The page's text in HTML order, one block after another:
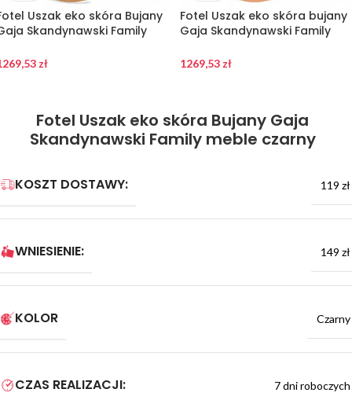
Uszak eko skóra Bujany
Skandynawski Family
zł
Fotel Uszak eko skóra bujany
Gaja Skandynawski Family
1269,53 zł
Fotel Uszak eko skóra Bujany Gaja
Skandynawski Family meble czarny
KOSZT DOSTAWY: 119 zł
WNIESIENIE: 149 zł
KOLOR Czarny
CZAS REALIZACJI: 7 dni roboczych